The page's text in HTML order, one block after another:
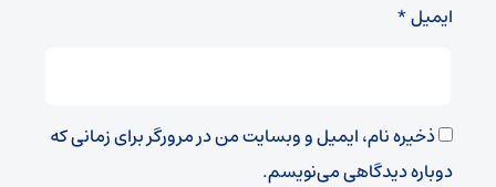
ایمیل*
ذخیره نام، ایمیل و وبسایت من در مرورگر برای زمانی که
دوباره دیدگاهی می‌نویسم.